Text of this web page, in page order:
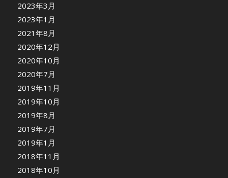
2023年3月
2023年1月
2021年8月
2020年12月
2020年10月
2020年7月
2019年11月
2019年10月
2019年8月
2019年7月
2019年1月
2018年11月
2018年10月